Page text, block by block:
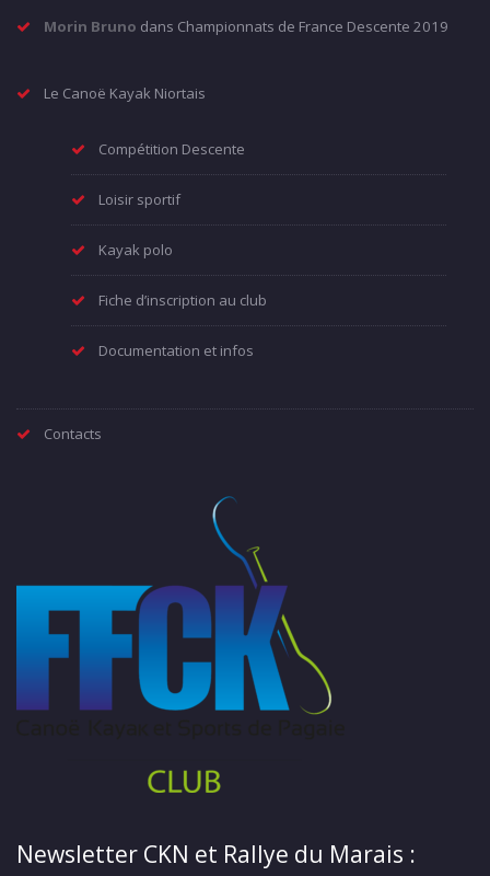
Morin Bruno dans Championnats de France Descente 2019
Le Canoë Kayak Niortais
Compétition Descente
Loisir sportif
Kayak polo
Fiche d’inscription au club
Documentation et infos
Contacts
Newsletter CKN et Rallye du Marais :